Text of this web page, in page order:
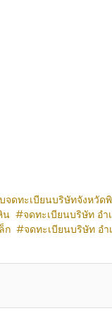
จดทะเบียนบริษัทจังหวัด
น จดทะเบียนบริษัท อำ
ก จดทะเบียนบริษัท อำ